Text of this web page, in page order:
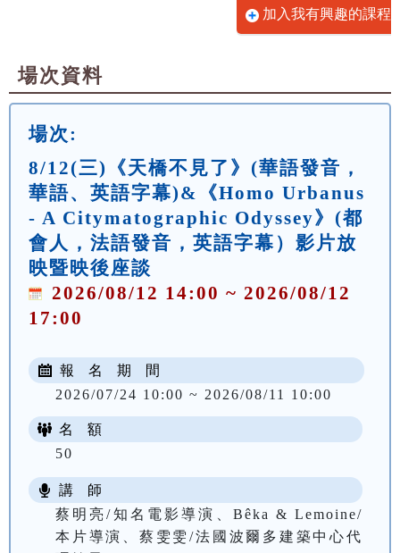
加入我有興趣的課程
場次資料
場次:
8/12(三)《天橋不見了》(華語發音，
華語、英語字幕)&《Homo Urbanus
- A Citymatographic Odyssey》(都
會人，法語發音，英語字幕）影片放
映暨映後座談
2026/08/12 14:00 ~ 2026/08/12
17:00
報 名 期 間
2026/07/24 10:00 ~ 2026/08/11 10:00
名 額
50
講 師
蔡明亮/知名電影導演、Bêka & Lemoine/
本片導演、蔡雯雯/法國波爾多建築中心代